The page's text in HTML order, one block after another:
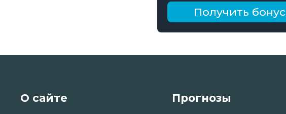
рублейПолучить бонус
О сайте Прогнозы